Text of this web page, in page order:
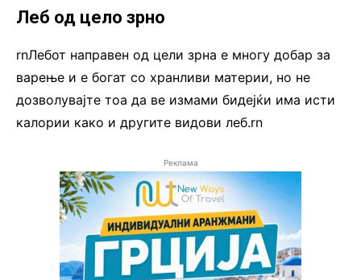
Леб од цело зрно
rnЛебот направен од цели зрна е многу добар за
варење и е богат со хранливи материи, но не
дозволувајте тоа да ве измами бидејќи има исти
калории како и другите видови леб.rn
Реклама